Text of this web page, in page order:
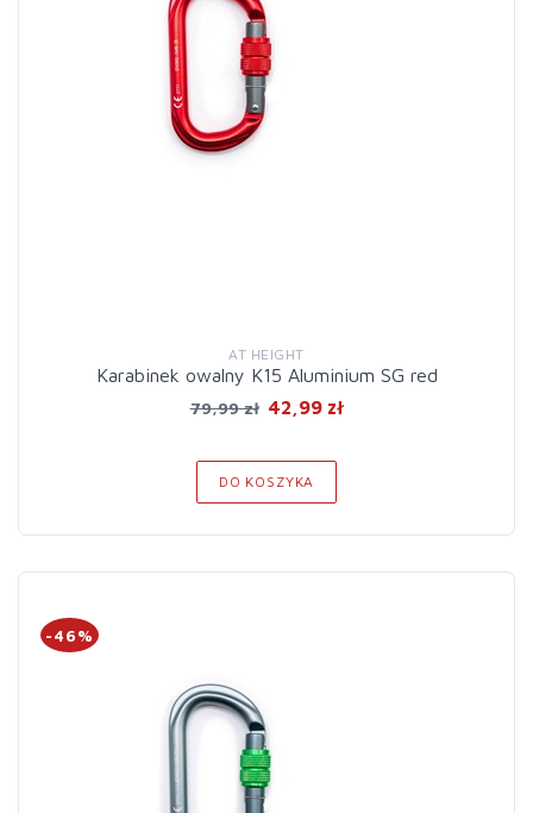
AT HEIGHT
Karabinek owalny K15 Aluminium SG red
79,99 zł 42,99 zł
DO KOSZYKA
-46%